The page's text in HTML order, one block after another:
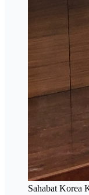
Sahabat Korea